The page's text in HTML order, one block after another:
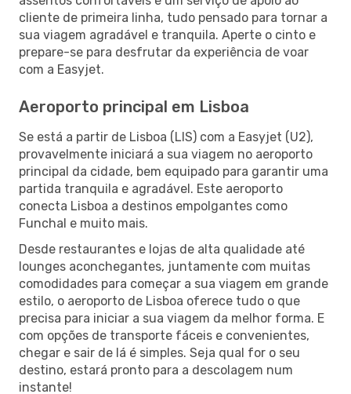
cliente de primeira linha, tudo pensado para tornar a
sua viagem agradável e tranquila. Aperte o cinto e
prepare-se para desfrutar da experiência de voar
com a Easyjet.
Aeroporto principal em Lisboa
Se está a partir de Lisboa (LIS) com a Easyjet (U2),
provavelmente iniciará a sua viagem no aeroporto
principal da cidade, bem equipado para garantir uma
partida tranquila e agradável. Este aeroporto
conecta Lisboa a destinos empolgantes como
Funchal e muito mais.
Desde restaurantes e lojas de alta qualidade até
lounges aconchegantes, juntamente com muitas
comodidades para começar a sua viagem em grande
estilo, o aeroporto de Lisboa oferece tudo o que
precisa para iniciar a sua viagem da melhor forma. E
com opções de transporte fáceis e convenientes,
chegar e sair de lá é simples. Seja qual for o seu
destino, estará pronto para a descolagem num
instante!